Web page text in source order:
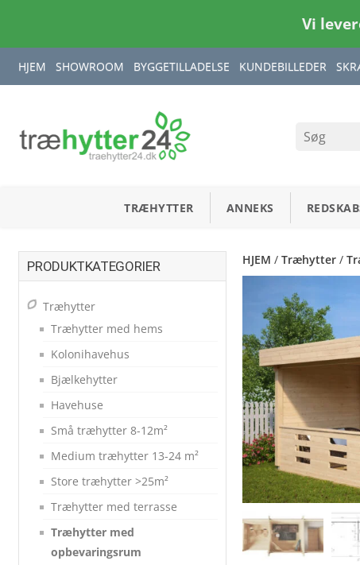
Vi
HJEM SHOWROOM BYGGETILLADELSE KUNDEBILLEDER
TRÆHYTTER ANNEKS
HJEM /Træhytter /
PRODUKTKATEGORIER
Træhytter
Træhytter med hems
Kolonihavehus
Bjælkehytter
Havehuse
Små træhytter 8-12m²
Medium træhytter 13-24 m²
Store træhytter >25m²
Træhytter med terrasse
Træhytter med
opbevaringsrum